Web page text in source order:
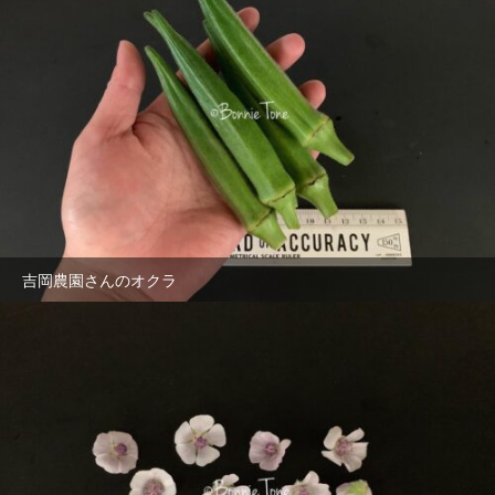
吉岡農園さんのオクラ